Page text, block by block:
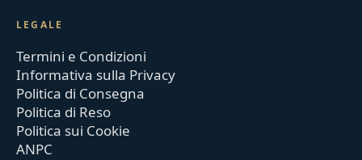
LEGALE
Termini e Condizioni
Informativa sulla Privacy
Politica di Consegna
Politica di Reso
Politica sui Cookie
ANPC